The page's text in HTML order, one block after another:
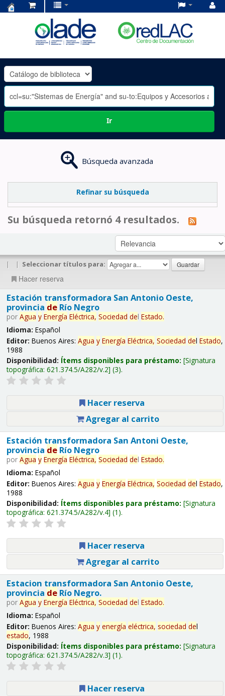
OLADE
-
Ir
Búsqueda avanzada
Refinar su búsqueda
Su búsqueda retornó 4 resultados.
| | Seleccionar títulos para:
Hacer reserva
Estación transformadora San Antonio Oeste,
provincia deRío Negro
por Agua y Energía Eléctrica, Sociedad del Estado.
Idioma: Español
Editor: Buenos Aires: Agua y Energía Eléctrica, Sociedad del Estado,
1988
Disponibilidad: Ítems disponibles para préstamo: Signatura
topográfica: 621.374.5/A282/v.2 (3).
Hacer reserva
Agregar al carrito
Estación transformadora San Antoni Oeste,
provincia deRío Negro
por Agua y Energía Eléctrica, Sociedad del Estado.
Idioma: Español
Editor: Buenos Aires: Agua y Energía Eléctrica, Sociedad del Estado,
1988
Disponibilidad: Ítems disponibles para préstamo: Signatura
topográfica: 621.374.5/A282/v.4 (1).
Hacer reserva
Agregar al carrito
Estacion transformadora San Antonio Oeste,
provincia deRío Negro.
por Agua y Energía Eléctrica, Sociedad del Estado.
Idioma: Español
Editor: Buenos Aires: Agua y energía eléctrica, sociedad del
estado, 1988
Disponibilidad: Ítems disponibles para préstamo: Signatura
topográfica: 621.374.5/A282/v.3 (1).
Hacer reserva